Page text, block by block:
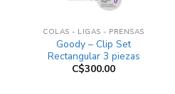
COLAS - LIGAS - PRENSAS
Goody – Clip Set
Rectangular 3 piezas
C$300.00